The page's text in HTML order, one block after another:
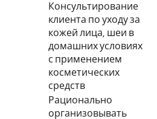
Консультирование
клиента по уходу за
кожей лица, шеи в
домашних условиях
с применением
косметических
средств
Рационально
организовывать